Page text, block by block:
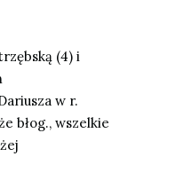
(4) i
w r.
błog., wszelkie